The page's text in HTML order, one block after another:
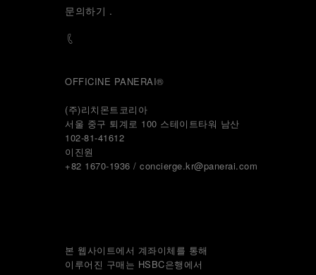
문의하기 .
OFFICINE PANERAI®
(주)리치몬트코리아
서울 중구 퇴계로 100 스테이트타워 남산
102-81-41612
이진원
+82 1670-1936 / concierge.kr@panerai.com
본 웹사이트에서 계좌이체를 통해
이루어진 구매는 HSBC은행에서